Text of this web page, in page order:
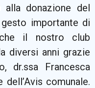
alla donazione del
importante di
il nostro club
diversi anni grazie
dr.ssa Francesca
comunale.